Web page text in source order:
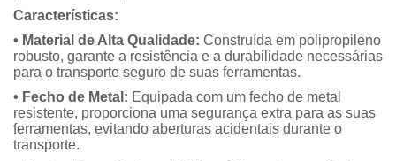
Características:
• Material de Alta Qualidade: Construída em polipropileno
robusto, garante a resistência e a durabilidade necessárias
para o transporte seguro de suas ferramentas.
• Fecho de Metal: Equipada com um fecho de metal
resistente, proporciona uma segurança extra para as suas
ferramentas, evitando aberturas acidentais durante o
transporte.